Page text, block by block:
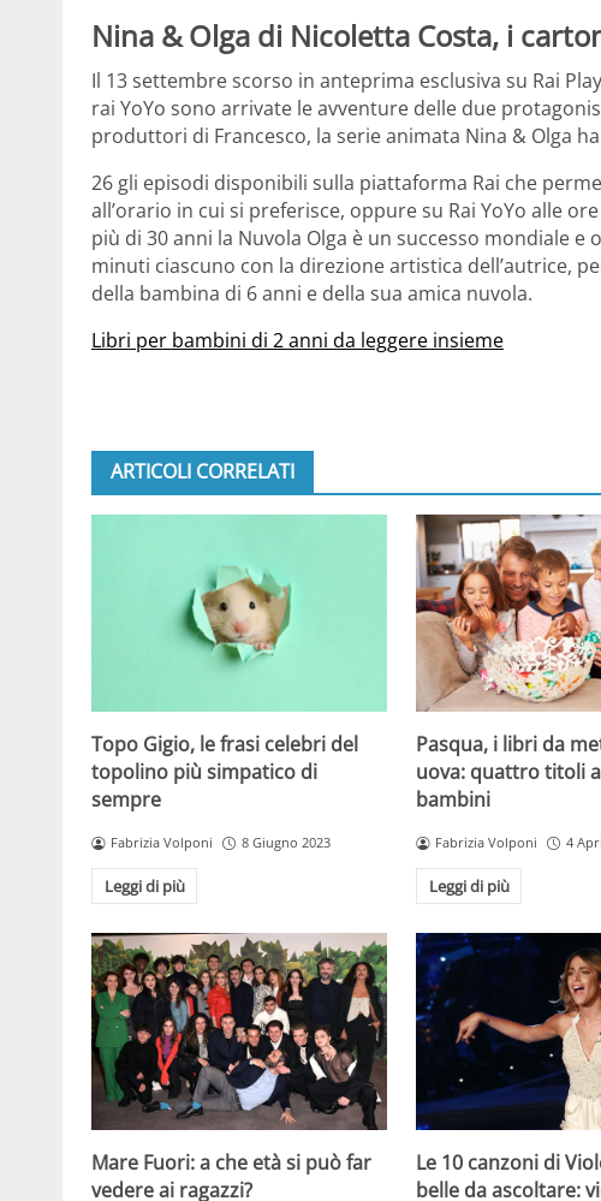
Nina & Olga di Nicoletta Costa, i
Il 13 settembre scorso in anteprima esclusiva su Rai
rai YoYo sono arrivate le avventure delle due
produttori di Francesco, la serie animata Nina & Olga
26 gli episodi disponibili sulla piattaforma Rai che
all’orario in cui si preferisce, oppure su Rai YoYo alle
più di 30 anni la Nuvola Olga è un successo mondiale
minuti ciascuno con la direzione artistica dell’autrice,
della bambina di 6 anni e della sua amica nuvola.
Libri per bambini di 2 anni da leggere insieme
ARTICOLI CORRELATI
Topo Gigio, le frasi celebri del
topolino più simpatico di
sempre
Fabrizia Volponi 8 Giugno 2023
Leggi di più
Pasqua, i libri da
uova: quattro titoli
bambini
Fabrizia Volponi 4
Leggi di più
Mare Fuori: a che età si può far
vedere ai ragazzi?
Le 10 canzoni di
belle da ascoltare: